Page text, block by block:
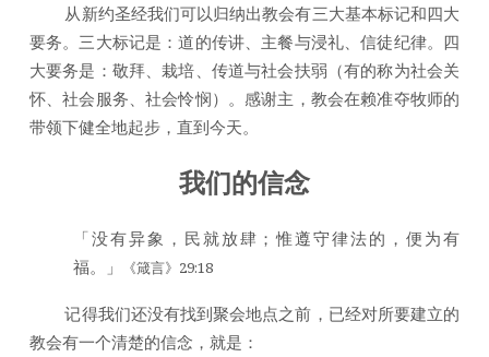
从新约圣经我们可以归纳出教会有三大基本标记和四大
要务。三大标记是：道的传讲、主餐与浸礼、信徒纪律。四
大要务是：敬拜、栽培、传道与社会扶弱（有的称为社会关
怀、社会服务、社会怜悯）。感谢主，教会在赖准夺牧师的
带领下健全地起步，直到今天。
我们的信念
「没有异象，民就放肆；惟遵守律法的，便为有
福。」
《箴言》29:18
记得我们还没有找到聚会地点之前，已经对所要建立的
教会有一个清楚的信念，就是：